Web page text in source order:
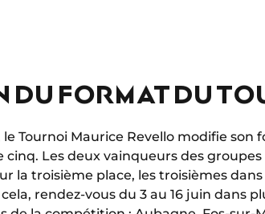
DU FORMAT DU
le Tournoi Maurice Revello modifie
Les deux vainqueurs des
la troisième place, les troisièmes
rendez-vous du 3 au 16 juin dans